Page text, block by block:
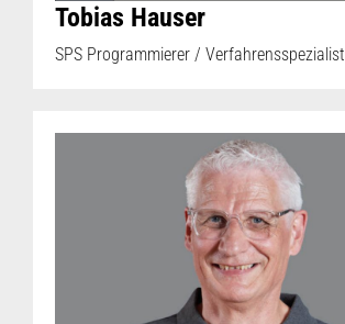
Tobias Hauser
SPS Programmierer / Verfahrensspezialist